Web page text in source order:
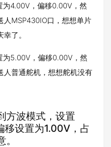
为4.00V，偏移0.00V，然
人MSP430IO口，想想单片
了。
为5.00V，偏移0.00V，然
人普通舵机，想想舵机没有
方波模式，设置
设置为1.00V，占